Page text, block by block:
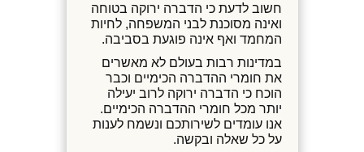
חשוב לדעת כי הדברה ירוקה בטוחה
ואינה מסוכנת לבני המשפחה, לחיות
המחמד ואף אינה פוגעת בסביבה.
במדינות רבות בעולם לא מאשרים
את חומרי ההדברה הכימיים וכבר
הוכח כי הדברה ירוקה לרוב יעילה
יותר מכל חומרי ההדברה הכימיים.
אנו עומדים לשירותכם ונשמח לענות
על כל שאלה ובקשה.